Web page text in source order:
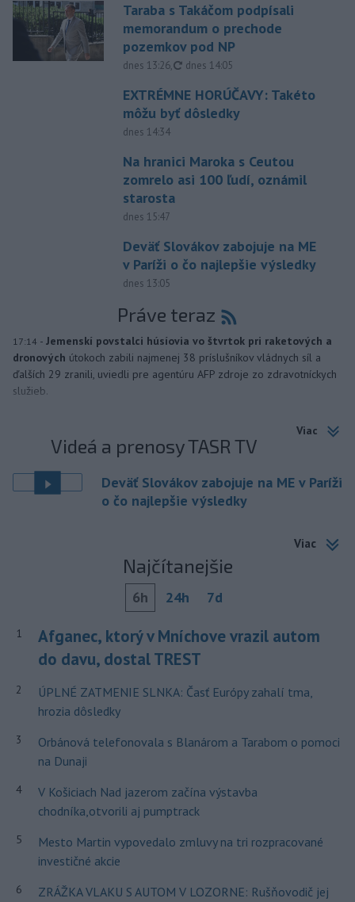
Taraba s Takáčom podpísali
memorandum o prechode
pozemkov pod NP
dnes 13:26, aktualizované
dnes 14:05
EXTRÉMNE HORÚČAVY: Takéto
môžu byť dôsledky
dnes 14:34
Na hranici Maroka s Ceutou
zomrelo asi 100 ľudí, oznámil
starosta
dnes 15:47
Deväť Slovákov zabojuje na ME
v Paríži o čo najlepšie výsledky
dnes 13:05
Práve teraz
17:14 - Jemenskí povstalci húsíovia vo štvrtok pri raketových a
dronových útokoch zabili najmenej 38 príslušníkov vládnych síl a
ďalších 29 zranili, uviedli pre agentúru AFP zdroje zo zdravotníckych
služieb.
Viac
Videá a prenosy TASR TV
Deväť Slovákov zabojuje na ME v Paríži
o čo najlepšie výsledky
Viac
Najčítanejšie
6h 24h 7d
1
Afganec, ktorý v Mníchove vrazil autom
do davu, dostal TREST
2
ÚPLNÉ ZATMENIE SLNKA: Časť Európy zahalí tma,
hrozia dôsledky
3
Orbánová telefonovala s Blanárom a Tarabom o pomoci
na Dunaji
4
V Košiciach Nad jazerom začína výstavba
chodníka,otvorili aj pumptrack
5
Mesto Martin vypovedalo zmluvy na tri rozpracované
investičné akcie
6
ZRÁŽKA VLAKU S AUTOM V LOZORNE: Rušňovodič jej